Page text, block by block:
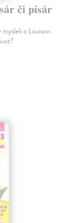
či pisár
o Louisovi